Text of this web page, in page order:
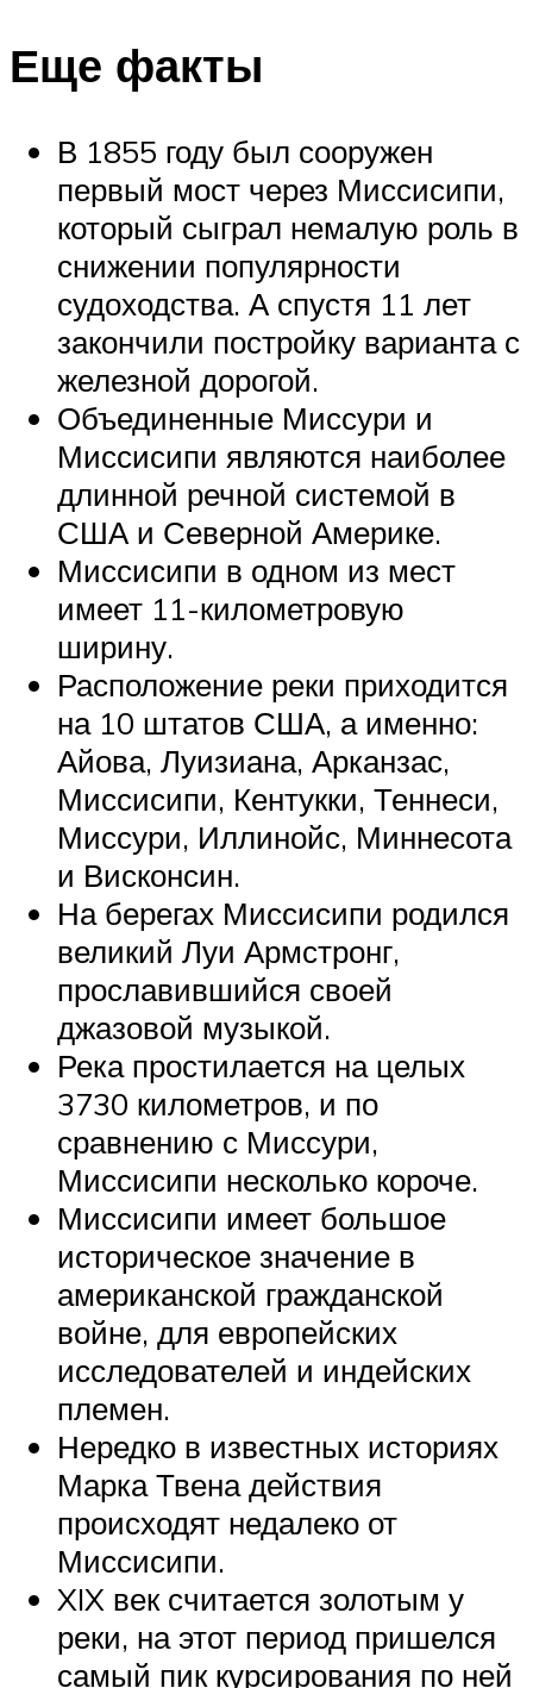
Еще факты
В 1855 году был сооружен
первый мост через Миссисипи,
который сыграл немалую роль в
снижении популярности
судоходства. А спустя 11 лет
закончили постройку варианта с
железной дорогой.
Объединенные Миссури и
Миссисипи являются наиболее
длинной речной системой в
США и Северной Америке.
Миссисипи в одном из мест
имеет 11-километровую
ширину.
Расположение реки приходится
на 10 штатов США, а именно:
Айова, Луизиана, Арканзас,
Миссисипи, Кентукки, Теннеси,
Миссури, Иллинойс, Миннесота
и Висконсин.
На берегах Миссисипи родился
великий Луи Армстронг,
прославившийся своей
джазовой музыкой.
Река простилается на целых
3730 километров, и по
сравнению с Миссури,
Миссисипи несколько короче.
Миссисипи имеет большое
историческое значение в
американской гражданской
войне, для европейских
исследователей и индейских
племен.
Нередко в известных историях
Марка Твена действия
происходят недалеко от
Миссисипи.
XIX век считается золотым у
реки, на этот период пришелся
самый пик курсирования по ней